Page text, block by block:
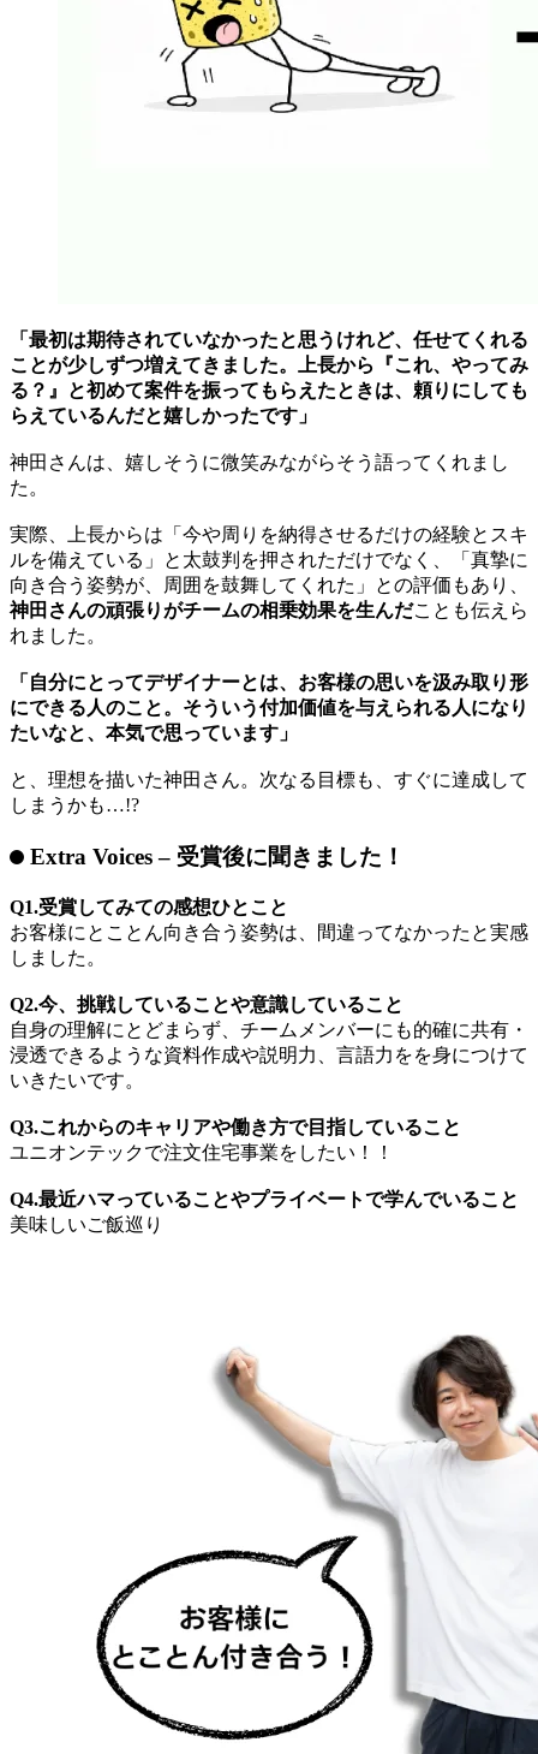
「最初は期待されていなかったと思うけれど、任せてくれる
ことが少しずつ増えてきました。上長から『これ、やってみ
る？』と初めて案件を振ってもらえたときは、頼りにしても
らえているんだと嬉しかったです」
神田さんは、嬉しそうに微笑みながらそう語ってくれまし
た。
実際、上長からは「今や周りを納得させるだけの経験とスキ
ルを備えている」と太鼓判を押されただけでなく、「真摯に
向き合う姿勢が、周囲を鼓舞してくれた」との評価もあり、
神田さんの頑張りがチームの相乗効果を生んだ
れました。
「自分にとってデザイナーとは、お客様の思いを汲み取り形
にできる人のこと。そういう付加価値を与えられる人になり
たいなと、本気で思っています」
と、理想を描いた神田さん。次なる目標も、すぐに達成して
しまうかも…!?
Extra Voices – 受賞後に聞きました！
Q1.受賞してみての感想ひとこと
お客様にとことん向き合う姿勢は、間違ってなかったと実感
Q2.今、挑戦していることや意識していること
自身の理解にとどまらず、チームメンバーにも的確に共有・
Q3.これからのキャリアや働き方で目指していること
ユニオンテックで注文住宅事業をしたい！！
Q4.最近ハマっていることやプライベートで学んでいること